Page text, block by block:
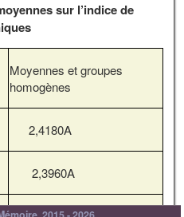
sur l’indice de
Moyennes et groupes
homogènes
2,4180A
2,3960A